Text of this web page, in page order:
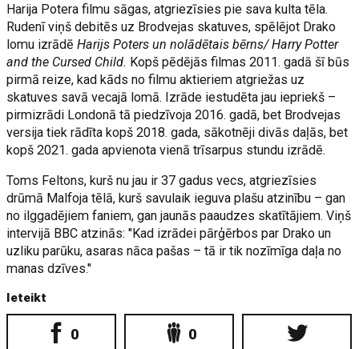
Harija Potera filmu sāgas, atgriezīsies pie sava kulta tēla.
Rudenī viņš debitēs uz Brodvejas skatuves, spēlējot Drako
lomu izrādēHarijs Poters un nolādētais bērns/ Harry Potter
and the Cursed Child. Kopš pēdējās filmas 2011. gadā šī būs
pirmā reize, kad kāds no filmu aktieriem atgriežas uz
skatuves savā vecajā lomā. Izrāde iestudēta jau iepriekš –
pirmizrādi Londonā tā piedzīvoja 2016. gadā, bet Brodvejas
versija tiek rādīta kopš 2018. gada, sākotnēji divās daļās, bet
kopš 2021. gada apvienota vienā trīsarpus stundu izrādē.
Toms Feltons, kurš nu jau ir 37 gadus vecs, atgriezīsies
drūmā Malfoja tēlā, kurš savulaik ieguva plašu atzinību – gan
no ilggadējiem faniem, gan jaunās paaudzes skatītājiem. Viņš
intervijā BBC atzinās: "Kad izrādei pārģērbos par Drako un
uzliku parūku, asaras nāca pašas – tā ir tik nozīmīga daļa no
manas dzīves."
Ieteikt
0 0